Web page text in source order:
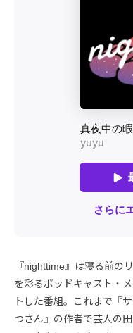
『nighttime』は寝る前の
を彩るポッドキャスト・
トした番組。これまで『
つさん』の作者で芸人の